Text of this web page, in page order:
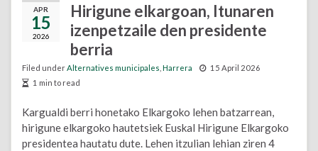
APR
15
2026
Hirigune elkargoan, Itunaren
izenpetzaile den presidente
berria
Filed under Alternatives municipales Harrera
15 April 2026
1 min to read
Kargualdi berri honetako Elkargoko lehen batzarrean,
hirigune elkargoko hautetsiek Euskal Hirigune Elkargoko
presidentea hautatu dute. Lehen itzulian lehian ziren 4